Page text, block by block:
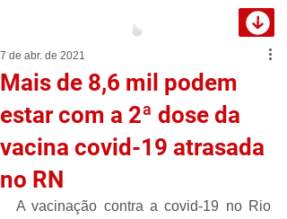
Mais de 8,6 mil podem
estar com a 2ª dose da
vacina covid-19 atrasada
no RN
7 de abr. de 2021
A vacinação contra a covid-19 no Rio